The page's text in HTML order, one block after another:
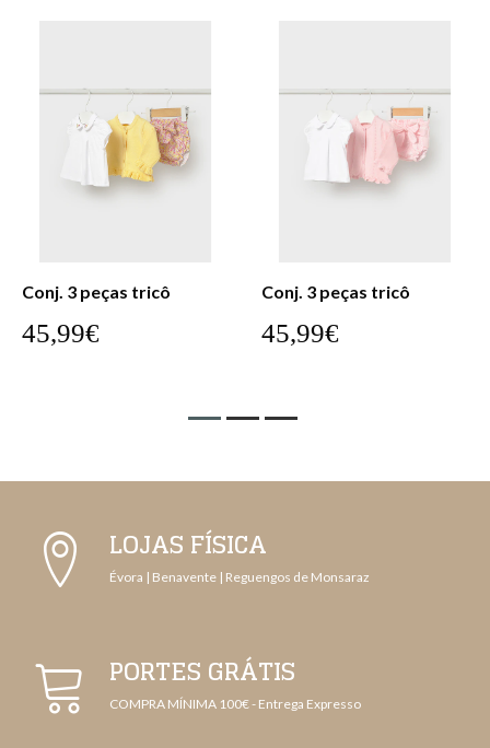
Conj. 3 peças tricô
45,99€
Conj. 3 peças tricô
45,99€
LOJAS FÍSICA
Évora | Benavente | Reguengos de Monsaraz
PORTES GRÁTIS
COMPRA MÍNIMA 100€ - Entrega Expresso